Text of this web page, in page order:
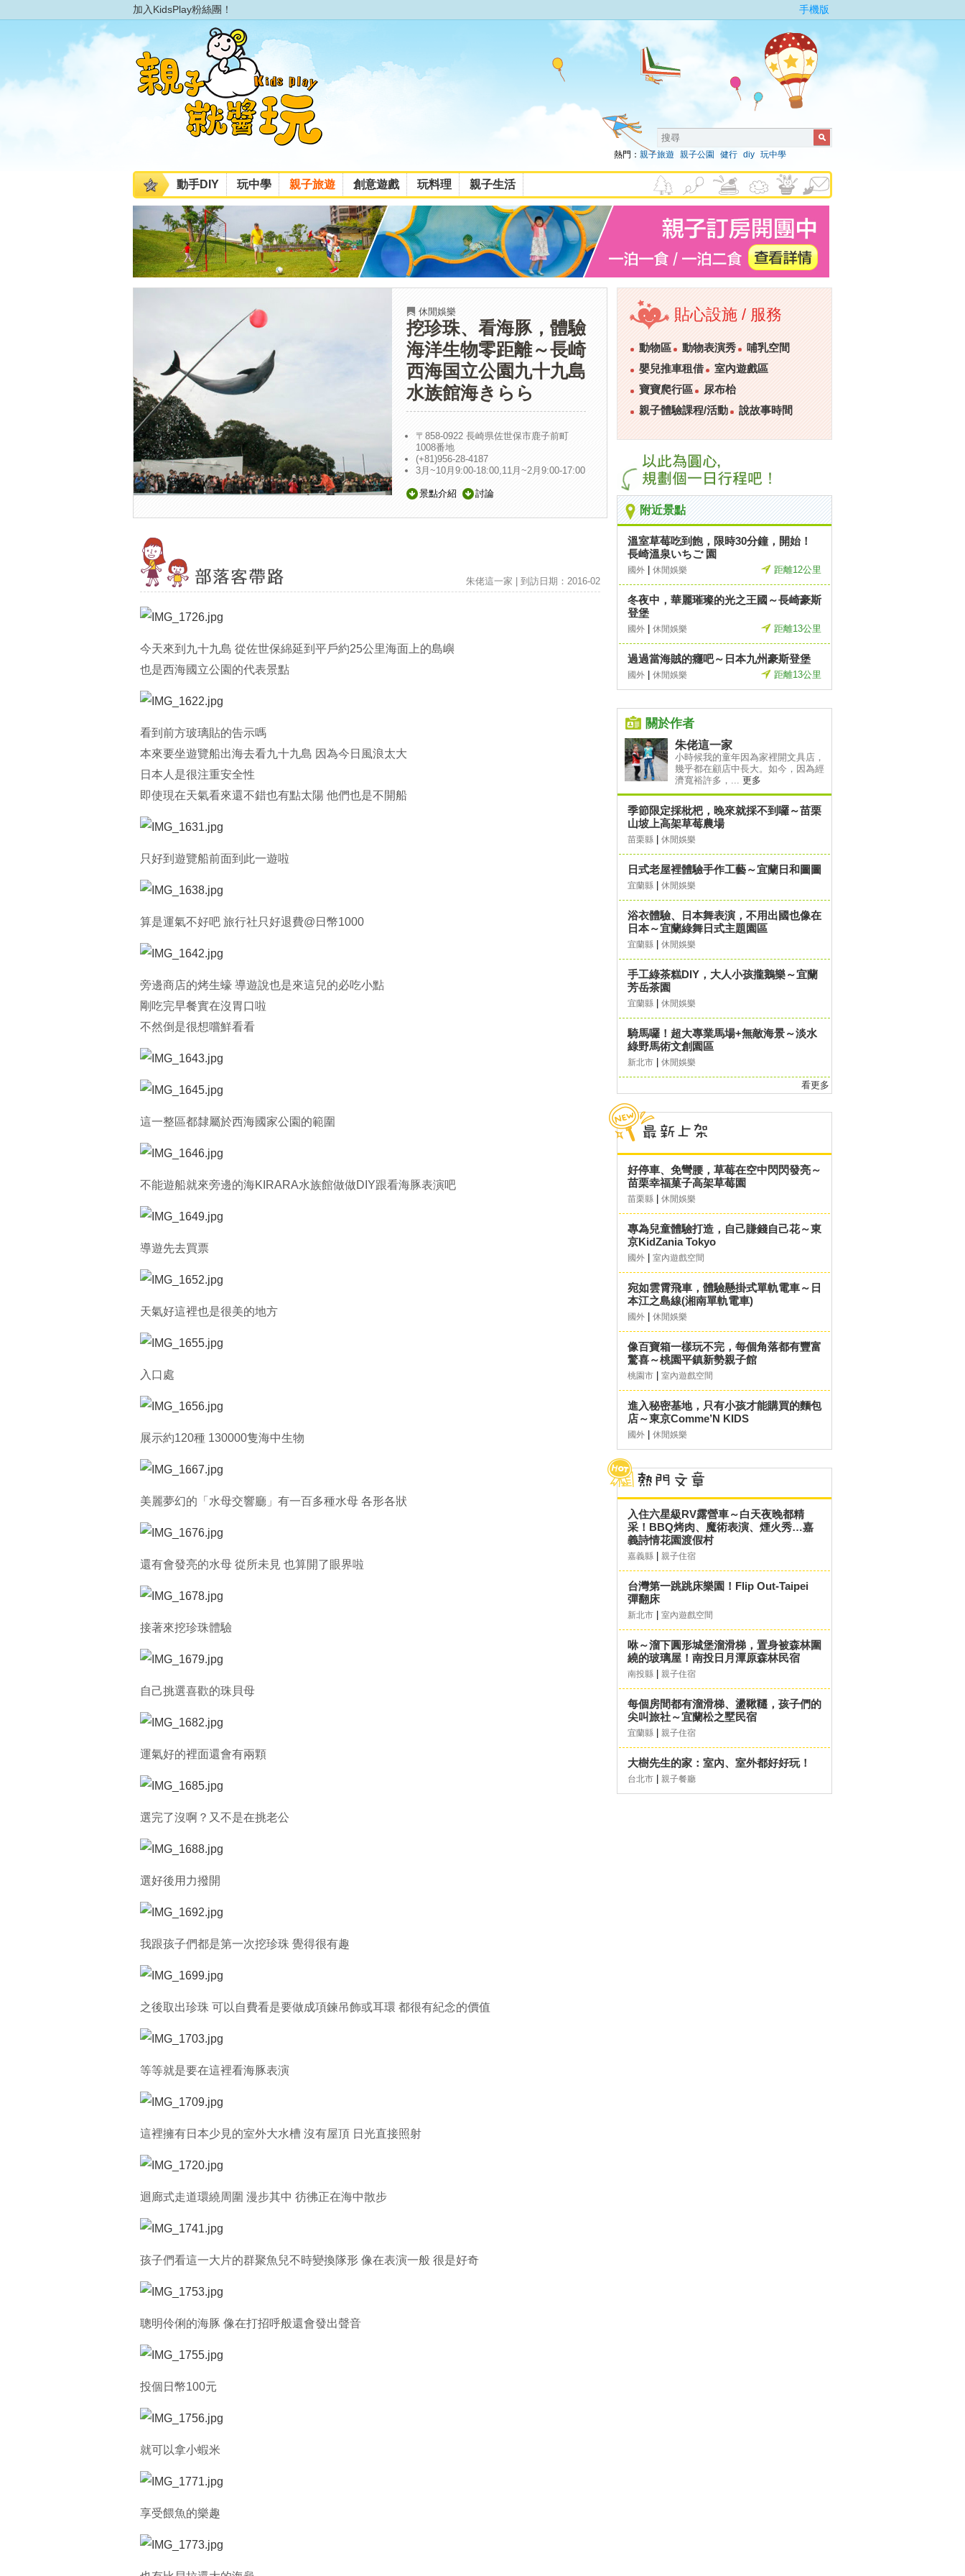
加入KidsPlay粉絲團！ 手機版
熱門： 親子旅遊 親子公園 健行 diy 玩中學
動手DIY 玩中學 親子旅遊 創意遊戲 玩料理 親子生活
休閒娛樂
挖珍珠、看海豚，體驗
海洋生物零距離～長崎
西海国立公園九十九島
水族館海きらら
〒858-0922 長崎県佐世保市鹿子前町
1008番地
(+81)956-28-4187
3月~10月9:00-18:00,11月~2月9:00-17:00
景點介紹 討論
朱佬這一家 | 到訪日期：2016-02
今天來到九十九島 從佐世保綿延到平戶約25公里海面上的島嶼
也是西海國立公園的代表景點
看到前方玻璃貼的告示嗎
本來要坐遊覽船出海去看九十九島 因為今日風浪太大
日本人是很注重安全性
即使現在天氣看來還不錯也有點太陽 他們也是不開船
只好到遊覽船前面到此一遊啦
算是運氣不好吧 旅行社只好退費@日幣1000
旁邊商店的烤生蠔 導遊說也是來這兒的必吃小點
剛吃完早餐實在沒胃口啦
不然倒是很想嚐鮮看看
這一整區都隸屬於西海國家公園的範圍
不能遊船就來旁邊的海KIRARA水族館做做DIY跟看海豚表演吧
導遊先去買票
天氣好這裡也是很美的地方
入口處
展示約120種 130000隻海中生物
美麗夢幻的「水母交響廳」有一百多種水母 各形各狀
還有會發亮的水母 從所未見 也算開了眼界啦
接著來挖珍珠體驗
自己挑選喜歡的珠貝母
運氣好的裡面還會有兩顆
選完了沒啊？又不是在挑老公
選好後用力撥開
我跟孩子們都是第一次挖珍珠 覺得很有趣
之後取出珍珠 可以自費看是要做成項鍊吊飾或耳環 都很有紀念的價值
等等就是要在這裡看海豚表演
這裡擁有日本少見的室外大水槽 沒有屋頂 日光直接照射
迴廊式走道環繞周圍 漫步其中 彷彿正在海中散步
孩子們看這一大片的群聚魚兒不時變換隊形 像在表演一般 很是好奇
聰明伶俐的海豚 像在打招呼般還會發出聲音
投個日幣100元
就可以拿小蝦米
享受餵魚的樂趣
貼心設施 / 服務
動物區 動物表演秀
哺乳空間
嬰兒推車租借
室內遊戲區
寶寶爬行區
尿布枱
親子體驗課程/活動
說故事時間
附近景點
溫室草莓吃到飽，限時30分鐘，開始！
長崎溫泉いちご 園
國外 休閒娛樂 距離12公里
冬夜中，華麗璀璨的光之王國～長崎豪斯
登堡
國外 休閒娛樂 距離13公里
過過當海賊的癮吧～日本九州豪斯登堡
國外 休閒娛樂 距離13公里
關於作者
朱佬這一家
小時候我的童年因為家裡開文具店，
幾乎都在顧店中長大。如今，因為經
濟寬裕許多，... 更多
季節限定採枇杷，晚來就採不到囉～苗栗
山坡上高架草莓農場
苗栗縣 休閒娛樂
日式老屋裡體驗手作工藝～宜蘭日和圖圖
宜蘭縣 休閒娛樂
浴衣體驗、日本舞表演，不用出國也像在
日本～宜蘭綠舞日式主題園區
宜蘭縣 休閒娛樂
手工綠茶糕DIY，大人小孩攏鵝樂～宜蘭
芳岳茶園
宜蘭縣 休閒娛樂
騎馬囉！超大專業馬場+無敵海景～淡水
綠野馬術文創園區
新北市 休閒娛樂
看更多
好停車、免彎腰，草莓在空中閃閃發亮～
苗栗幸福菓子高架草莓園
苗栗縣 休閒娛樂
專為兒童體驗打造，自己賺錢自己花～東
京KidZania Tokyo
國外 室內遊戲空間
宛如雲霄飛車，體驗懸掛式單軌電車～日
本江之島線(湘南單軌電車)
國外 休閒娛樂
像百寶箱一樣玩不完，每個角落都有豐富
驚喜～桃園平鎮新勢親子館
桃園市 室內遊戲空間
進入秘密基地，只有小孩才能購買的麵包
店～東京Comme’N KIDS
國外 休閒娛樂
入住六星級RV露營車～白天夜晚都精
采！BBQ烤肉、魔術表演、煙火秀…嘉
義詩情花園渡假村
嘉義縣 親子住宿
台灣第一跳跳床樂園！Flip Out-Taipei
彈翻床
新北市 室內遊戲空間
咻～溜下圓形城堡溜滑梯，置身被森林圍
繞的玻璃屋！南投日月潭原森林民宿
南投縣 親子住宿
每個房間都有溜滑梯、盪鞦韆，孩子們的
尖叫旅社～宜蘭松之墅民宿
宜蘭縣 親子住宿
大樹先生的家：室內、室外都好好玩！
台北市 親子餐廳